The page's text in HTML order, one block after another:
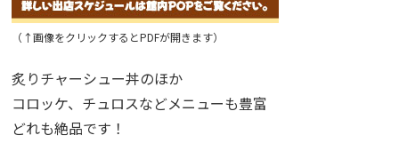
（↑画像をクリックするとPDFが開きます）
炙りチャーシュー丼のほか
コロッケ、チュロスなどメニューも豊富
どれも絶品です！